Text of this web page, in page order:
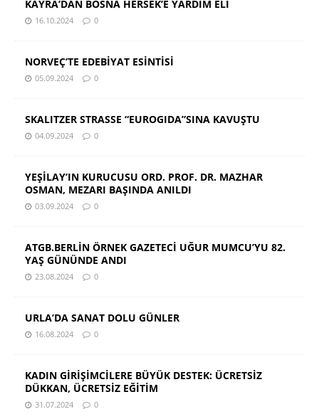
KAYRA’DAN BOSNA HERSEK’E YARDIM ELİ
16.10.2024 0
NORVEÇ’TE EDEBİYAT ESİNTİSİ
05.09.2024 0
SKALITZER STRASSE “EUROGIDA”SINA KAVUŞTU
04.09.2024 0
YEŞİLAY’IN KURUCUSU ORD. PROF. DR. MAZHAR
OSMAN, MEZARI BAŞINDA ANILDI
03.09.2024 0
ATGB.BERLİN ÖRNEK GAZETECİ UĞUR MUMCU’YU 82.
YAŞ GÜNÜNDE ANDI
23.08.2024 0
URLA’DA SANAT DOLU GÜNLER
16.08.2024 0
KADIN GİRİŞİMCİLERE BÜYÜK DESTEK: ÜCRETSİZ
DÜKKAN, ÜCRETSİZ EĞİTİM
31.07.2024 0